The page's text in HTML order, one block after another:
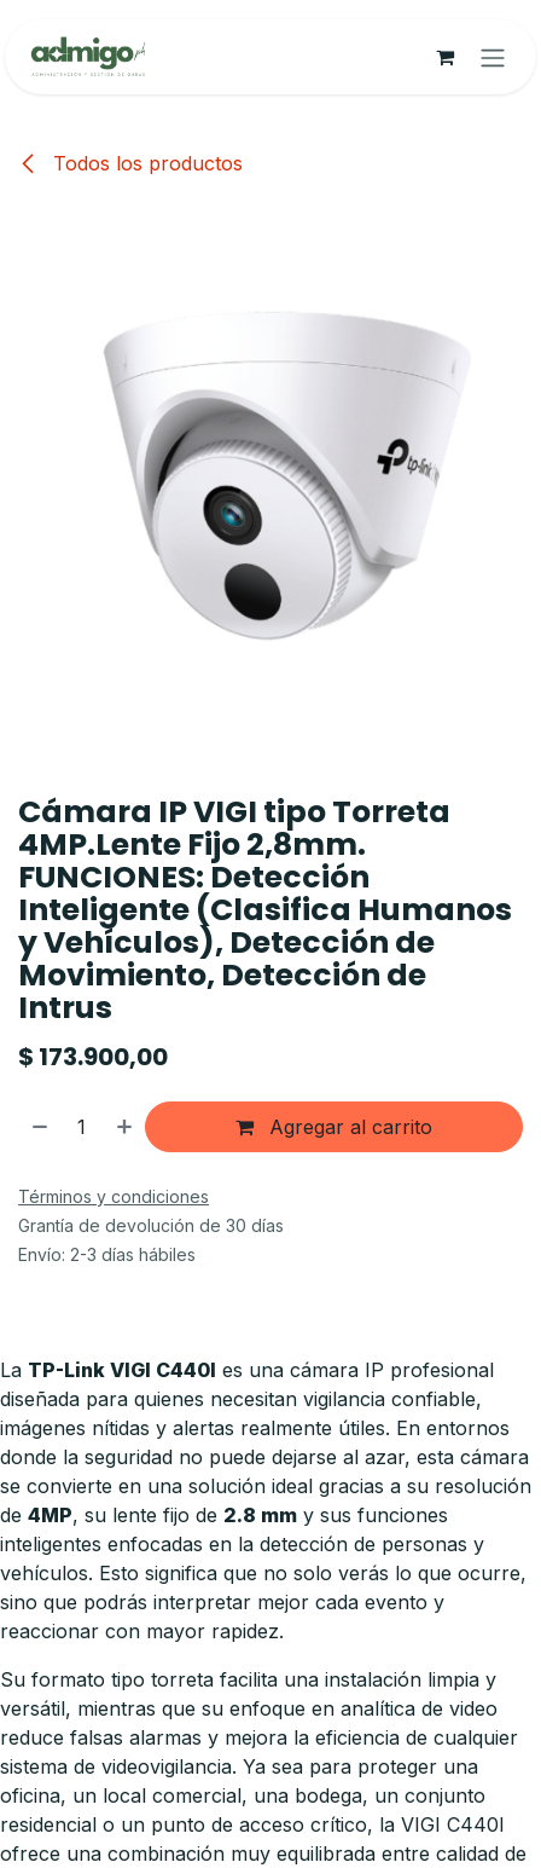
Todos los productos
Cámara IP VIGI tipo Torreta
4MP.Lente Fijo 2,8mm.
FUNCIONES: Detección
Inteligente (Clasifica Humanos
y Vehículos), Detección de
Movimiento, Detección de
Intrus
$ 173.900,00
Agregar al carrito
Términos y condiciones
Grantía de devolución de 30 días
Envío: 2-3 días hábiles
La TP-Link VIGI C440I es una cámara IP profesional
diseñada para quienes necesitan vigilancia confiable,
imágenes nítidas y alertas realmente útiles. En entornos
donde la seguridad no puede dejarse al azar, esta cámara
se convierte en una solución ideal gracias a su resolución
de 4MP, su lente fijo de 2.8 mm y sus funciones
inteligentes enfocadas en la detección de personas y
vehículos. Esto significa que no solo verás lo que ocurre,
sino que podrás interpretar mejor cada evento y
reaccionar con mayor rapidez.
Su formato tipo torreta facilita una instalación limpia y
versátil, mientras que su enfoque en analítica de video
reduce falsas alarmas y mejora la eficiencia de cualquier
sistema de videovigilancia. Ya sea para proteger una
oficina, un local comercial, una bodega, un conjunto
residencial o un punto de acceso crítico, la VIGI C440I
ofrece una combinación muy equilibrada entre calidad de